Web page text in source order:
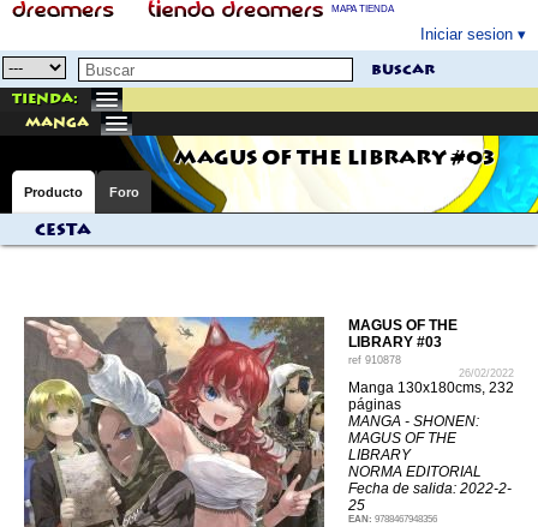
MAPA TIENDA
Iniciar sesion
buscar
Tienda:
manga
MAGUS OF THE LIBRARY #03
Producto Foro
Cesta
MAGUS OF THE
LIBRARY #03
ref 910878
26/02/2022
Manga 130x180cms, 232
páginas
MANGA - SHONEN:
MAGUS OF THE
LIBRARY
NORMA EDITORIAL
Fecha de salida: 2022-2-
25
EAN: 9788467948356